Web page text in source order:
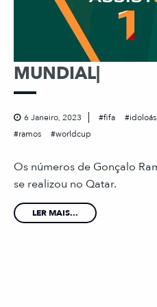
MUNDIAL|
6 Janeiro, 2023 fifa
ramos
worldcup
Os números de Gonçalo
se realizou no Qatar.
LER MAIS...